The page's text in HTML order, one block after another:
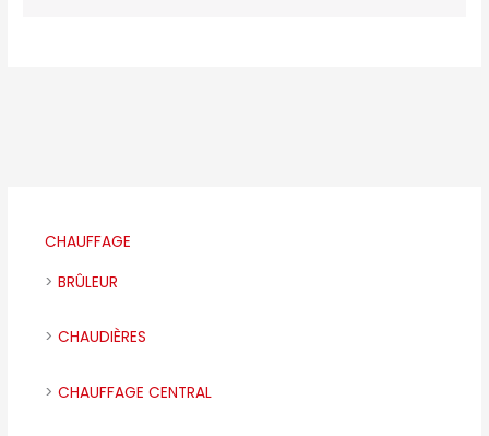
CHAUFFAGE
BRÛLEUR
CHAUDIÈRES
CHAUFFAGE CENTRAL